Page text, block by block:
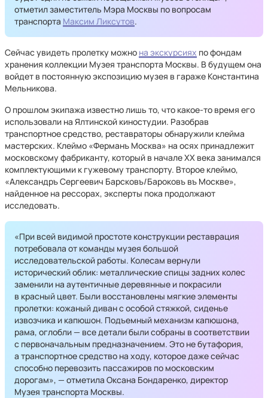
отметил заместитель Мэра Москвы по вопросам
транспорта Максим Ликсутов.
Сейчас увидеть пролетку можно на экскурсиях по фондам
хранения коллекции Музея транспорта Москвы. В будущем она
войдет в постоянную экспозицию музея в гараже Константина
Мельникова.
О прошлом экипажа известно лишь то, что какое-то время его
использовали на Ялтинской киностудии. Разобрав
транспортное средство, реставраторы обнаружили клейма
мастерских. Клеймо «Ферманъ Москва» на осях принадлежит
московскому фабриканту, который в начале XX века занимался
комплектующими к гужевому транспорту. Второе клеймо,
«Александръ Сергеевич Барсковъ/Бароковъ въ Москве»,
найденное на рессорах, эксперты пока продолжают
исследовать.
«При всей видимой простоте конструкции реставрация
потребовала от команды музея большой
исследовательской работы. Колесам вернули
исторический облик: металлические спицы задних колес
заменили на аутентичные деревянные и покрасили
в красный цвет. Были восстановлены мягкие элементы
пролетки: кожаный диван с особой стяжкой, сиденье
извозчика и капюшон. Подъемный механизм капюшона,
рама, оглобли — все детали были собраны в соответствии
с первоначальным предназначением. Это не бутафория,
а транспортное средство на ходу, которое даже сейчас
способно перевозить пассажиров по московским
дорогам», — отметила Оксана Бондаренко, директор
Музея транспорта Москвы.